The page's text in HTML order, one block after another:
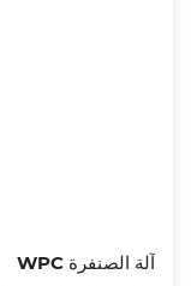
آلة الصنفرة WPC